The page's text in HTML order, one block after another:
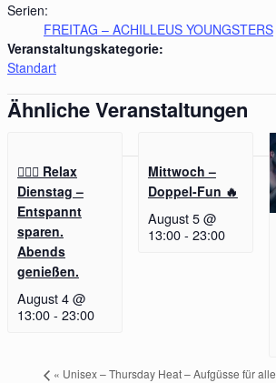
Serien:
FREITAG – ACHILLEUS YOUNGSTERS
Veranstaltungskategorie:
Standart
Ähnliche Veranstaltungen
🧖‍♂️✨ Relax
Dienstag –
Entspannt
sparen.
Abends
genießen.
August 4 @
13:00- 23:00
Mittwoch –
Doppel-Fun 🔥
August 5 @
13:00- 23:00
« Unisex – Thursday Heat – Aufgüsse für alle